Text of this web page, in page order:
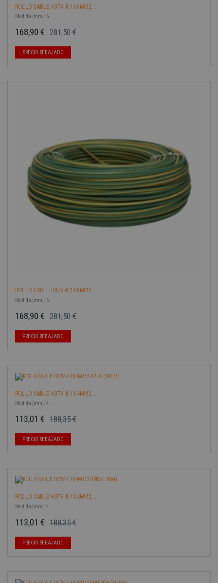
ROLLO CABLE H07V-K 1X6MM2...
Medida [mm]: 6
281,50 €
168,90 €
PRECIO REBAJADO
ROLLO CABLE H07V-K 1X6MM2...
Medida [mm]: 6
281,50 €
168,90 €
PRECIO REBAJADO
ROLLO CABLE H07V-K 1X4MM2...
Medida [mm]: 4
188,35 €
113,01 €
PRECIO REBAJADO
ROLLO CABLE H07V-K 1X4MM2...
Medida [mm]: 4
188,35 €
113,01 €
PRECIO REBAJADO